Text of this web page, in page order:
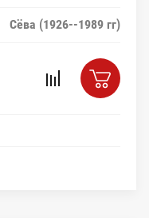
Сёва (1926--1989 гг)